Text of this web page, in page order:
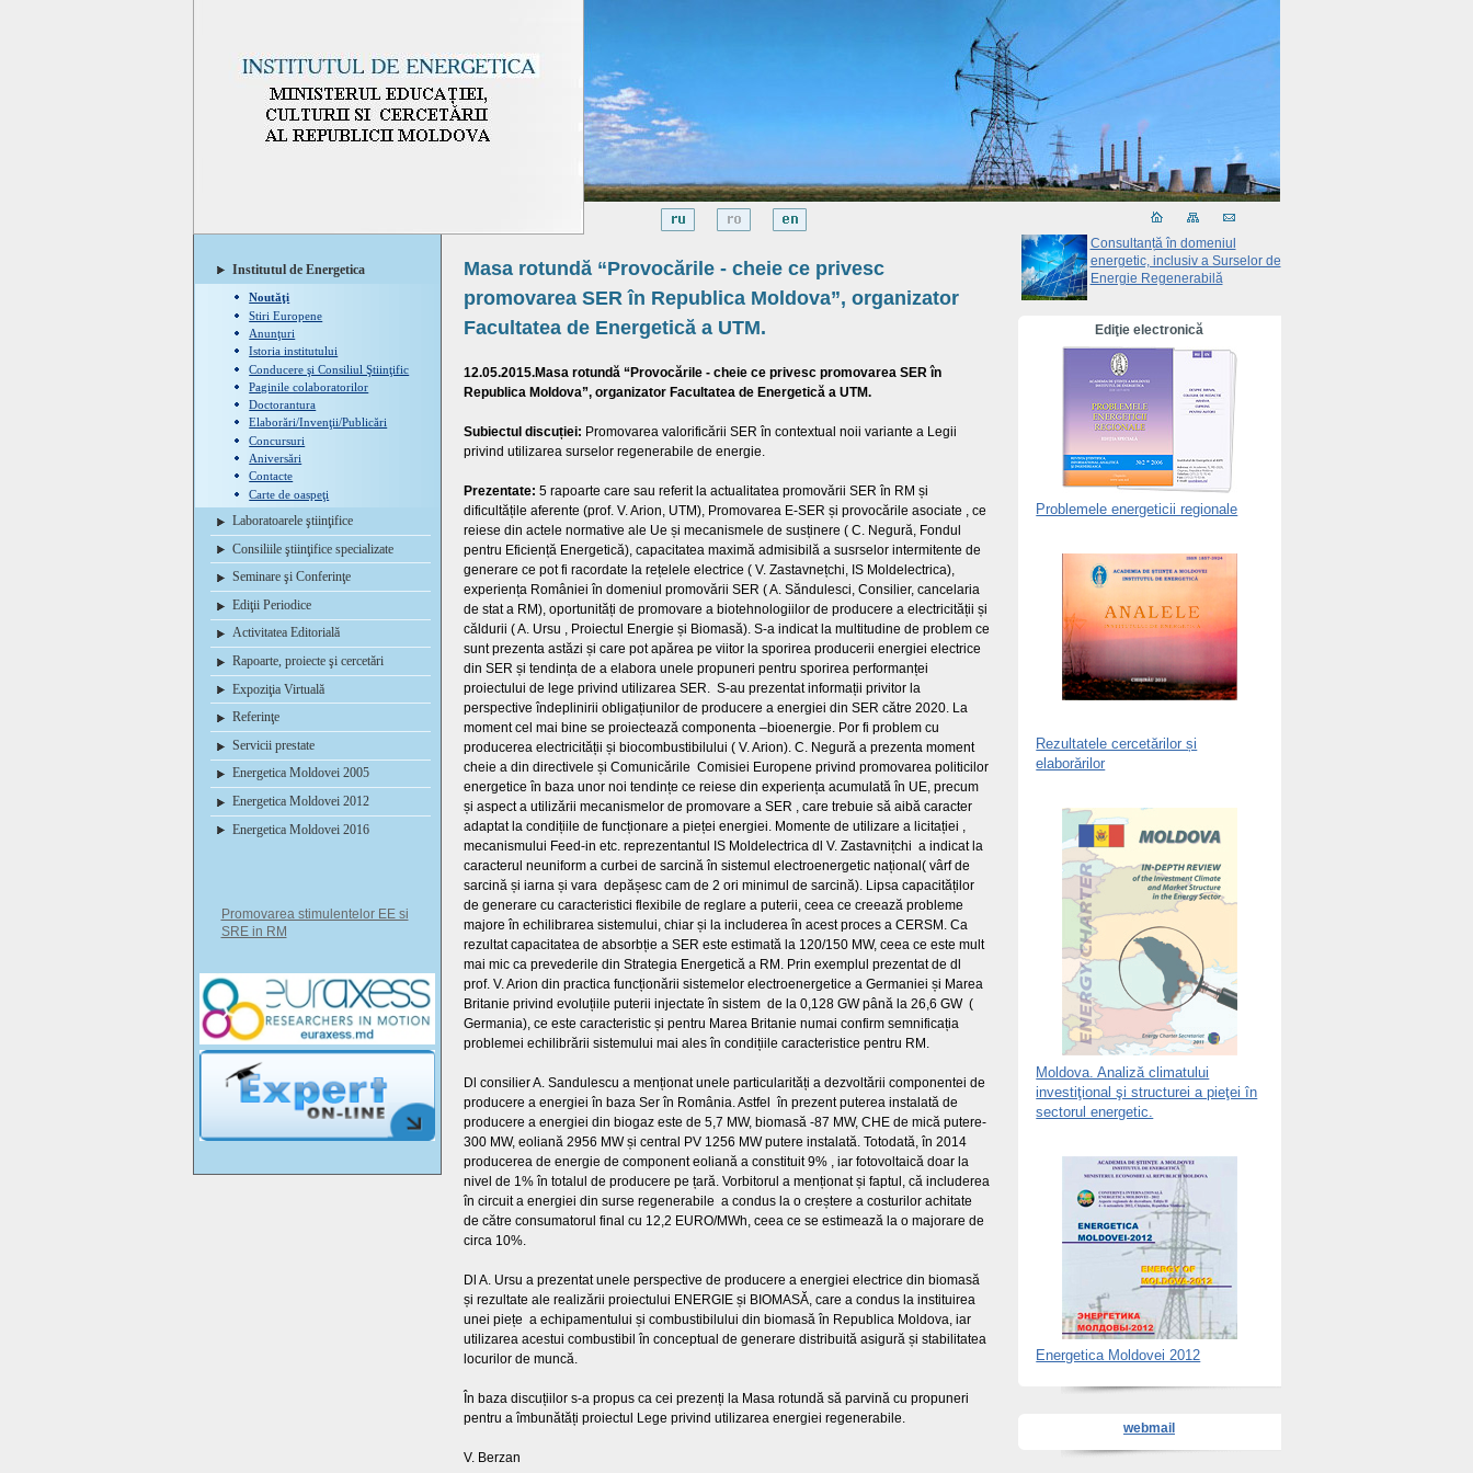
Institutul de Energetica
Noutăţi
Stiri Europene
Anunţuri
Istoria institutului
Conducere şi Consiliul Ştiinţific
Paginile colaboratorilor
Doctorantura
Elaborări/Invenţii/Publicări
Concursuri
Aniversări
Contacte
Carte de oaspeţi
Laboratoarele ştiinţifice
Consiliile ştiinţifice specializate
Seminare şi Conferinţe
Ediţii Periodice
Activitatea Editorială
Rapoarte, proiecte şi cercetări
Expoziţia Virtuală
Referinţe
Servicii prestate
Energetica Moldovei 2005
Energetica Moldovei 2012
Energetica Moldovei 2016
Promovarea stimulentelor EE si
SRE in RM
Masa rotundă “Provocările - cheie ce privesc
promovarea SER în Republica Moldova”, organizator
Facultatea de Energetică a UTM.
12.05.2015.Masa rotundă “Provocările - cheie ce privesc promovarea SER în
Republica Moldova”, organizator Facultatea de Energetică a UTM.
Subiectul discuției: Promovarea valorificării SER în contextual noii variante a Legii
privind utilizarea surselor regenerabile de energie.
Prezentate: 5 rapoarte care sau referit la actualitatea promovării SER în RM și
dificultățile aferente (prof. V. Arion, UTM), Promovarea E-SER și provocările asociate , ce
reiese din actele normative ale Ue și mecanismele de susținere ( C. Negură, Fondul
pentru Eficiență Energetică), capacitatea maximă admisibilă a susrselor intermitente de
generare ce pot fi racordate la rețelele electrice ( V. Zastavnețchi, IS Moldelectrica),
experiența României în domeniul promovării SER ( A. Săndulesci, Consilier, cancelaria
de stat a RM), oportunități de promovare a biotehnologiilor de producere a electricității și
căldurii ( A. Ursu , Proiectul Energie și Biomasă). S-a indicat la multitudine de problem ce
sunt prezenta astăzi și care pot apărea pe viitor la sporirea producerii energiei electrice
din SER și tendința de a elabora unele propuneri pentru sporirea performanței
proiectului de lege privind utilizarea SER. S-au prezentat informații privitor la
perspective îndeplinirii obligațiunilor de producere a energiei din SER către 2020. La
moment cel mai bine se proiectează componenta –bioenergie. Por fi problem cu
producerea electricității și biocombustibilului ( V. Arion). C. Negură a prezenta moment
cheie a din directivele și Comunicările Comisiei Europene privind promovarea politicilor
energetice în baza unor noi tendințe ce reiese din experiența acumulată în UE, precum
și aspect a utilizării mecanismelor de promovare a SER , care trebuie să aibă caracter
adaptat la condițiile de funcționare a pieței energiei. Momente de utilizare a licitației ,
mecanismului Feed-in etc. reprezentantul IS Moldelectrica dl V. Zastavnițchi a indicat la
caracterul neuniform a curbei de sarcină în sistemul electroenergetic național( vârf de
sarcină și iarna și vara depășesc cam de 2 ori minimul de sarcină). Lipsa capacităților
de generare cu caracteristici flexibile de reglare a puterii, ceea ce creează probleme
majore în echilibrarea sistemului, chiar și la includerea în acest proces a CERSM. Ca
rezultat capacitatea de absorbție a SER este estimată la 120/150 MW, ceea ce este mult
mai mic ca prevederile din Strategia Energetică a RM. Prin exemplul prezentat de dl
prof. V. Arion din practica funcționării sistemelor electroenergetice a Germaniei și Marea
Britanie privind evoluțiile puterii injectate în sistem de la 0,128 GW până la 26,6 GW (
Germania), ce este caracteristic și pentru Marea Britanie numai confirm semnificația
problemei echilibrării sistemului mai ales în condițiile caracteristice pentru RM.
Dl consilier A. Sandulescu a menționat unele particularități a dezvoltării componentei de
producere a energiei în baza Ser în România. Astfel în prezent puterea instalată de
producere a energiei din biogaz este de 5,7 MW, biomasă -87 MW, CHE de mică putere-
300 MW, eoliană 2956 MW și central PV 1256 MW putere instalată. Totodată, în 2014
producerea de energie de component eoliană a constituit 9% , iar fotovoltaică doar la
nivel de 1% în totalul de producere pe țară. Vorbitorul a menționat și faptul, că includerea
în circuit a energiei din surse regenerabile a condus la o creștere a costurilor achitate
de către consumatorul final cu 12,2 EURO/MWh, ceea ce se estimează la o majorare de
circa 10%.
Dl A. Ursu a prezentat unele perspective de producere a energiei electrice din biomasă
și rezultate ale realizării proiectului ENERGIE și BIOMASĂ, care a condus la instituirea
unei piețe a echipamentului și combustibilului din biomasă în Republica Moldova, iar
utilizarea acestui combustibil în conceptual de generare distribuită asigură și stabilitatea
locurilor de muncă.
În baza discuțiilor s-a propus ca cei prezenți la Masa rotundă să parvină cu propuneri
pentru a îmbunătăți proiectul Lege privind utilizarea energiei regenerabile.
V. Berzan
Consultanță în domeniul
energetic, inclusiv a Surselor de
Energie Regenerabilă
Ediţie electronică
Problemele energeticii regionale
Rezultatele cercetărilor și
elaborărilor
Moldova. Analiză climatului
investiţional şi structurei a pieţei în
sectorul energetic.
Energetica Moldovei 2012
webmail